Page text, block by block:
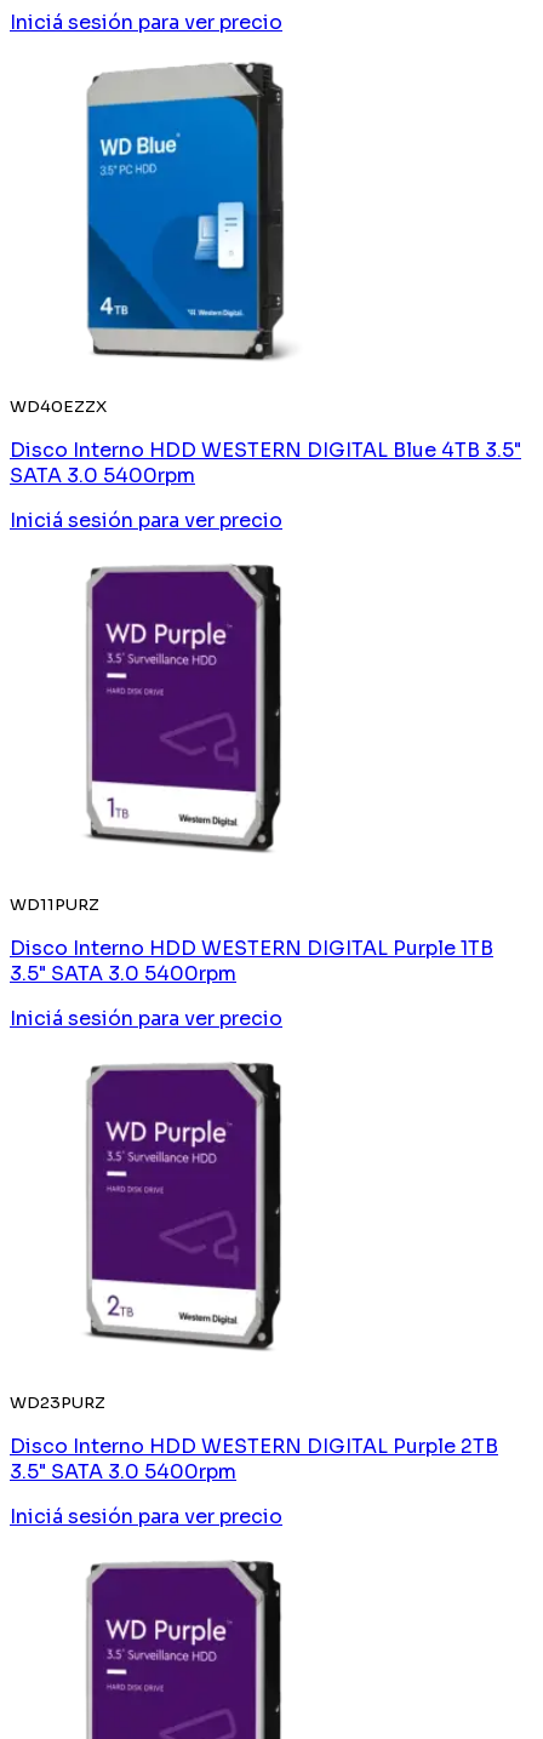
Iniciá sesión para ver precio
WD40EZZX
Disco Interno HDD WESTERN DIGITAL Blue 4TB 3.5"
SATA 3.0 5400rpm
Iniciá sesión para ver precio
WD11PURZ
Disco Interno HDD WESTERN DIGITAL Purple 1TB
3.5" SATA 3.0 5400rpm
Iniciá sesión para ver precio
WD23PURZ
Disco Interno HDD WESTERN DIGITAL Purple 2TB
3.5" SATA 3.0 5400rpm
Iniciá sesión para ver precio